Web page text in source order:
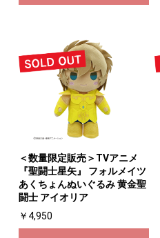
＜数量限定販売＞TVアニメ
『聖闘士星矢』 フォルメイツ
あくちょんぬいぐるみ 黄金聖
闘士 アイオリア
￥4,950